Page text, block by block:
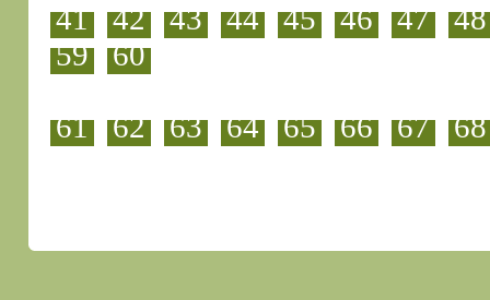
41 42 43 44 45 46 47
48
59
60
61 62 63 64 65 66 67 68